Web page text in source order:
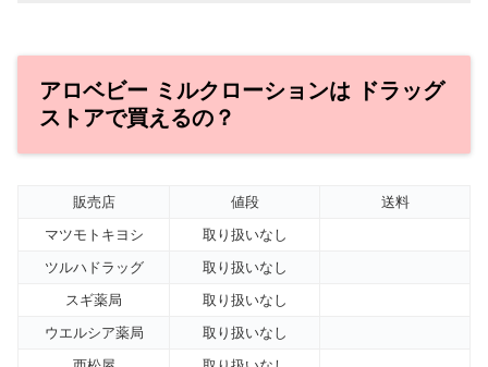
アロベビー ミルクローションは ドラッグ
ストアで買えるの？
販売店 値段
送料
マツモトキヨシ
取り扱いなし
ツルハドラッグ
取り扱いなし
スギ薬局
取り扱いなし
ウエルシア薬局
取り扱いなし